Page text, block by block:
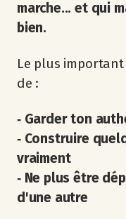
marche... et qui
bien.
Le plus
de :
‐ Garder ton
‐ Construire
vraiment
‐ Ne plus être
d'une autre